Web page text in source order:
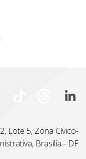
Lote 5, Zona Cívico-
Brasília - DF